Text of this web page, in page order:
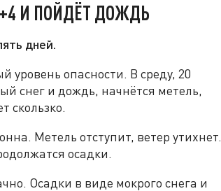
И ПОЙДЁТ ДОЖДЬ
дней.
уровень опасности. В среду, 20
снег и дождь, начнётся метель,
скользко.
Метель отступит, ветер утихнет.
осадки.
Осадки в виде мокрого снега и